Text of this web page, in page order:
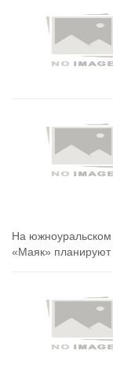
На
«Маяк» планируют